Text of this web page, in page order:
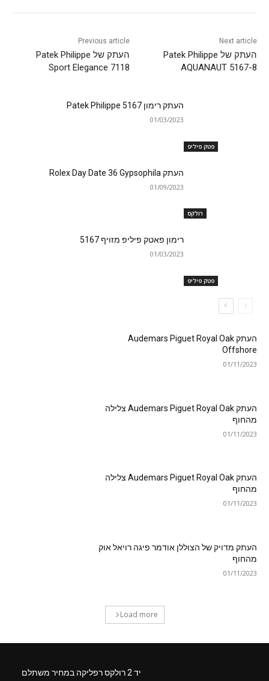
Previous article
העתק של Patek Philippe
Sport Elegance 7118
Next article
העתק של Patek Philippe
AQUANAUT 5167-8
פטק פיליפ
העתק רימון Patek Philippe 5167
01/03/2023
רולקס
העתק Rolex Day Date 36 Gypsophila
01/09/2023
פטק פיליפ
רימון פאטק פיליפ מזויף 5167
01/03/2023
העתק Audemars Piguet Royal Oak
Offshore
01/11/2023
העתק Audemars Piguet Royal Oak צלילה
מהחוף
01/11/2023
העתק Audemars Piguet Royal Oak צלילה
מהחוף
01/11/2023
העתק מדויק של הצוללן אודמר פיגה רויאל אוק
מהחוף
01/11/2023
Load more
יד 2 רולקס רפליקה במחיר משתלם